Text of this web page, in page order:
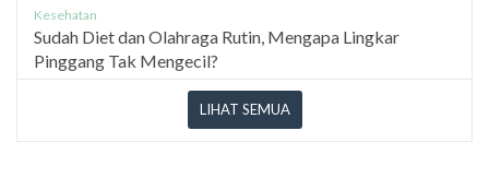
Kesehatan
Sudah Diet dan Olahraga Rutin, Mengapa Lingkar
Pinggang Tak Mengecil?
LIHAT SEMUA